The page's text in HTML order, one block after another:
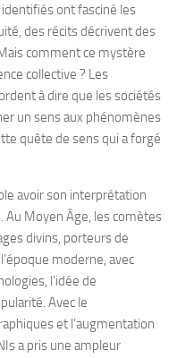
ont fasciné les
des récits décrivent des
comment ce mystère
collective ? Les
à dire que les sociétés
un sens aux phénomènes
quête de sens qui a forgé
avoir son interprétation
Moyen Âge, les comètes
divins, porteurs de
moderne, avec
l’idée de
Avec le
et l’augmentation
a pris une ampleur